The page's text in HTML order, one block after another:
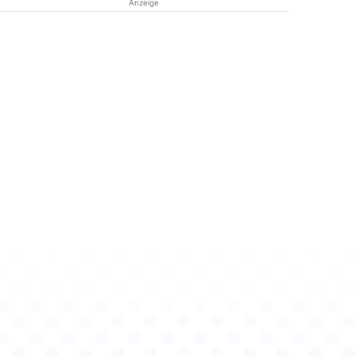
Anzeige